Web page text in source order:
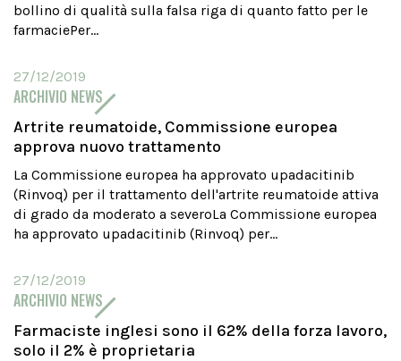
bollino di qualità sulla falsa riga di quanto fatto per le
farmaciePer...
27/12/2019
ARCHIVIO NEWS
Artrite reumatoide, Commissione europea
approva nuovo trattamento
La Commissione europea ha approvato upadacitinib
(Rinvoq) per il trattamento dell'artrite reumatoide attiva
di grado da moderato a severoLa Commissione europea
ha approvato upadacitinib (Rinvoq) per...
27/12/2019
ARCHIVIO NEWS
Farmaciste inglesi sono il 62% della forza lavoro,
solo il 2% è proprietaria